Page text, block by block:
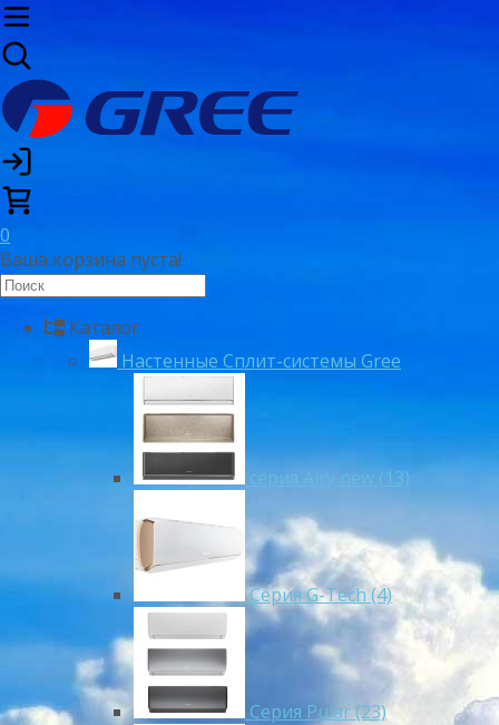
0
Ваша корзина пуста!
Каталог
Настенные Сплит-системы Gree
серия Airy new (13)
Серия G-Tech (4)
Серия Pular (23)